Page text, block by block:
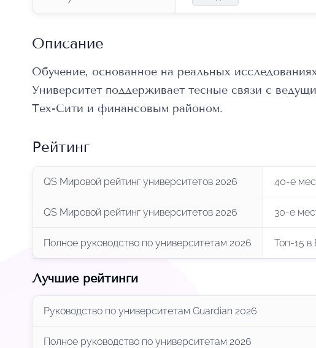
Описание
Обучение, основанное на реальных
Университет поддерживает тесные связи с
Тех-Сити и финансовым районом.
Рейтинг
QS Мировой рейтинг университетов 2026 40-е
QS Мировой рейтинг университетов 2026 30-е
Полное руководство по университетам 2026 Топ-15 в
Лучшие рейтинги
Руководство по университетам Guardian 2026
Полное руководство по университетам 2026